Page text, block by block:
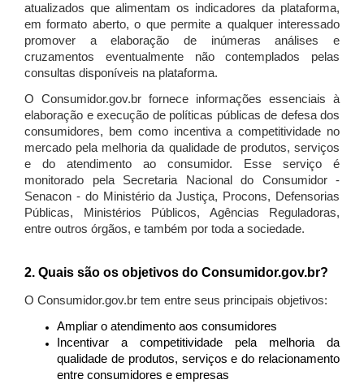
atualizados que alimentam os indicadores da plataforma,
em formato aberto, o que permite a qualquer interessado
promover a elaboração de inúmeras análises e
cruzamentos eventualmente não contemplados pelas
consultas disponíveis na plataforma.
O Consumidor.gov.br fornece informações essenciais à
elaboração e execução de políticas públicas de defesa dos
consumidores, bem como incentiva a competitividade no
mercado pela melhoria da qualidade de produtos, serviços
e do atendimento ao consumidor. Esse serviço é
monitorado pela Secretaria Nacional do Consumidor -
Senacon - do Ministério da Justiça, Procons, Defensorias
Públicas, Ministérios Públicos, Agências Reguladoras,
entre outros órgãos, e também por toda a sociedade.
2. Quais são os objetivos do Consumidor.gov.br?
O Consumidor.gov.br tem entre seus principais objetivos:
Ampliar o atendimento aos consumidores
Incentivar a competitividade pela melhoria da
qualidade de produtos, serviços e do relacionamento
entre consumidores e empresas